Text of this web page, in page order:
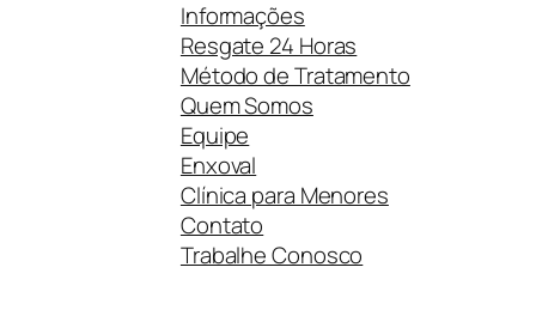
Informações
Resgate 24 Horas
Método de Tratamento
Quem Somos
Equipe
Enxoval
Clínica para Menores
Contato
Trabalhe Conosco